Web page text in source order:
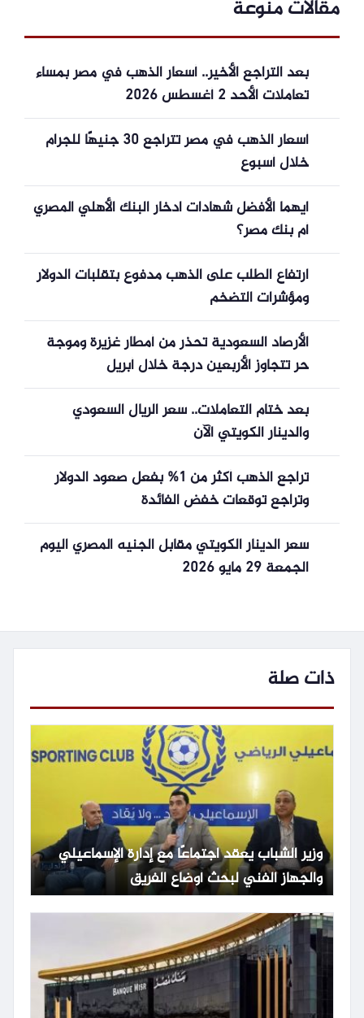
مقالات منوعة
بعد التراجع الأخير.. أسعار الذهب في مصر بمساء
تعاملات الأحد 2 أغسطس 2026
أسعار الذهب في مصر تتراجع 30 جنيهًا للجرام
خلال أسبوع
ايهما الأفضل شهادات ادخار البنك الأهلي المصري
أم بنك مصر؟
ارتفاع الطلب على الذهب مدفوع بتقلبات الدولار
ومؤشرات التضخم
الأرصاد السعودية تحذر من أمطار غزيرة وموجة
حر تتجاوز الأربعين درجة خلال أبريل
بعد ختام التعاملات.. سعر الريال السعودي
والدينار الكويتي الآن
تراجع الذهب أكثر من 1% بفعل صعود الدولار
وتراجع توقعات خفض الفائدة
سعر الدينار الكويتي مقابل الجنيه المصري اليوم
الجمعة 29 مايو 2026
ذات صلة
وزير الشباب يعقد اجتماعًا مع إدارة الإسماعيلي
والجهاز الفني لبحث أوضاع الفريق